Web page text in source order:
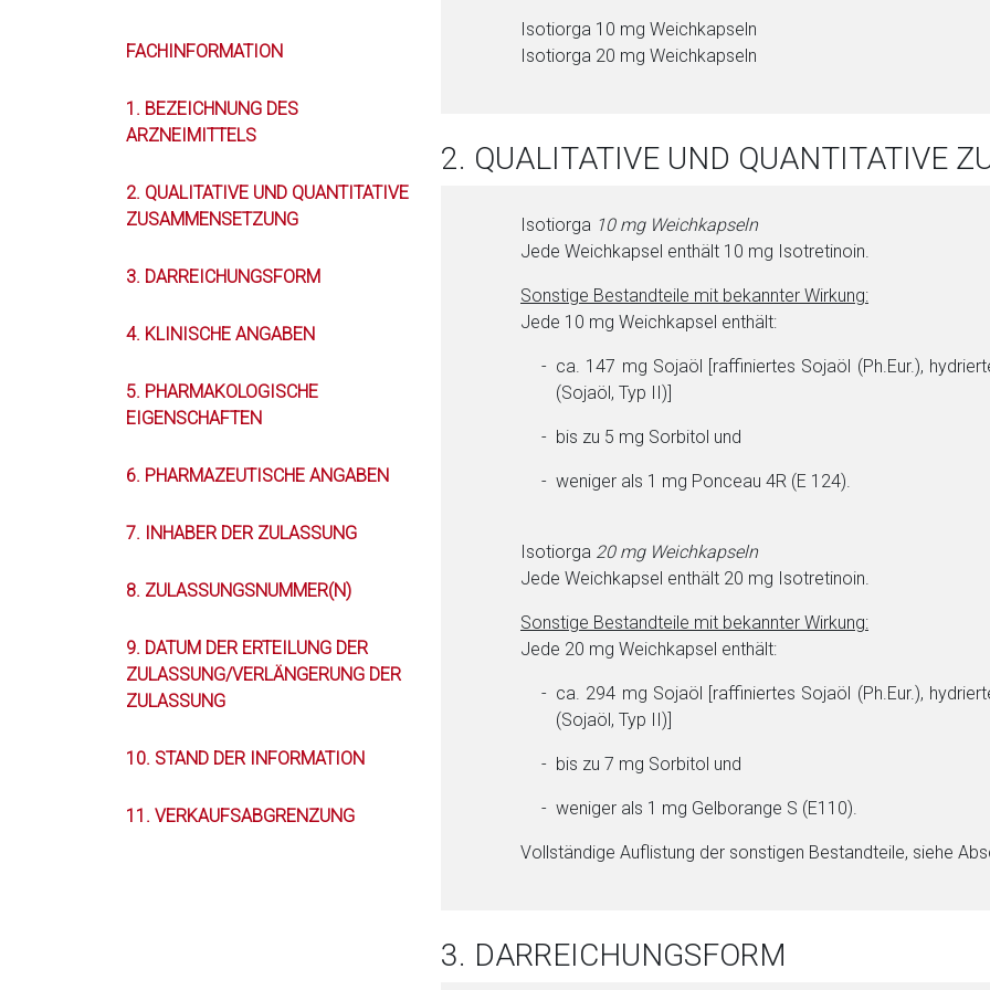
FACHINFORMATION
1. BEZEICHNUNG DES
ARZNEIMITTELS
2. QUALITATIVE UND QUANTITATIVE
ZUSAMMENSETZUNG
3. DARREICHUNGSFORM
4. KLINISCHE ANGABEN
5. PHARMAKOLOGISCHE
EIGENSCHAFTEN
6. PHARMAZEUTISCHE ANGABEN
7. INHABER DER ZULASSUNG
8. ZULASSUNGSNUMMER(N)
9. DATUM DER ERTEILUNG DER
ZULASSUNG/VERLÄNGERUNG DER
ZULASSUNG
10. STAND DER INFORMATION
11. VERKAUFSABGRENZUNG
Isotiorga 10 mg Weichkapseln
Isotiorga 20 mg Weichkapseln
2. QUALITATIVE UND QUANTITATIVE
Isotiorga 10 mg Weichkapseln
Jede Weichkapsel enthält 10 mg Iso­tre­ti­no­in.
Sonstige Be­stand­tei­le mit bekannter Wirkung:
Jede 10 mg Weichkapsel enthält:
ca. 147 mg Soja­öl [raf­fi­niertes Soja­öl (Ph.Eur.),
(Soja­öl, Typ II)]
bis zu 5 mg Sor­bi­tol und
weni­ger als 1 mg Pon­ceau 4R (E 124).
Isotiorga 20 mg Weichkapseln
Jede Weichkapsel enthält 20 mg Iso­tre­ti­no­in.
Sonstige Be­stand­tei­le mit bekannter Wirkung:
Jede 20 mg Weichkapsel enthält:
ca. 294 mg Soja­öl [raf­fi­niertes Soja­öl (Ph.Eur.),
(Soja­öl, Typ II)]
bis zu 7 mg Sor­bi­tol und
weni­ger als 1 mg Gelb­oran­ge S (E110).
Vollständige Auflistung der sonstigen Be­stand­tei­le, siehe
3. DARREICHUNGSFORM